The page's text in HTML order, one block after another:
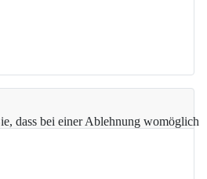
dass bei einer Ablehnung womöglich